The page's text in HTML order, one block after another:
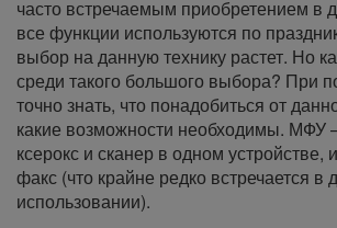
часто встречаемым приобретением в
все функции используются по
выбор на данную технику растет. Но
среди такого большого выбора? При
точно знать, что понадобиться от
какие возможности необходимы. МФУ
ксерокс и сканер в одном устройстве,
факс (что крайне редко встречается
использовании).